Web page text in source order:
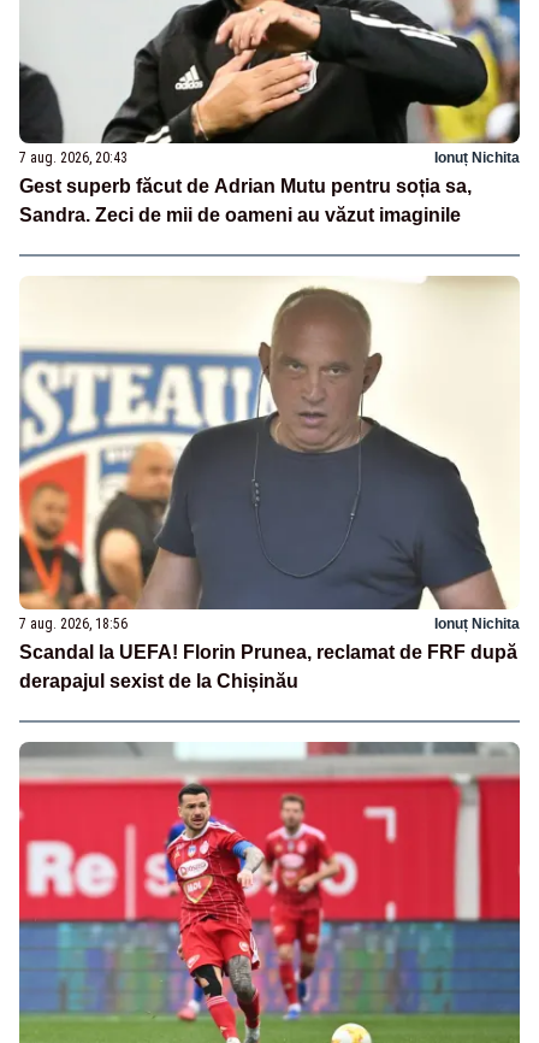
7 aug. 2026, 20:43 Ionuț Nichita
Gest superb făcut de Adrian Mutu pentru soția sa,
Sandra. Zeci de mii de oameni au văzut imaginile
7 aug. 2026, 18:56 Ionuț Nichita
Scandal la UEFA! Florin Prunea, reclamat de FRF după
derapajul sexist de la Chișinău